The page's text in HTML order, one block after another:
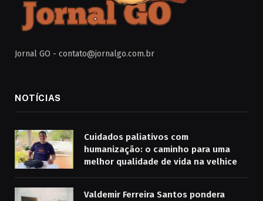
Jornal GO - contato@jornalgo.com.br
NOTÍCIAS
Cuidados paliativos com
humanização: o caminho para uma
melhor qualidade de vida na velhice
Valdemir Ferreira Santos pondera